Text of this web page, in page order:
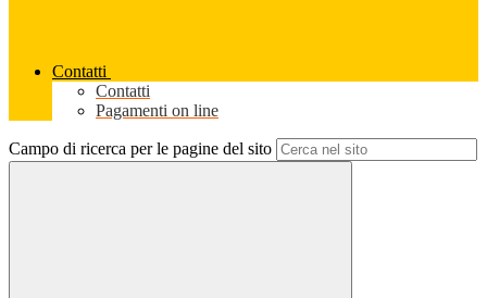
Contatti
Contatti
Pagamenti on line
Campo di ricerca per le pagine del sito